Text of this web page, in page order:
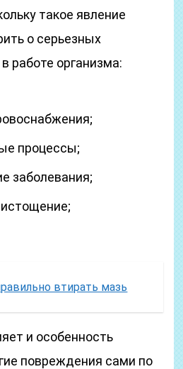
такое явление
о серьезных
работе организма:
процессы;
заболевания;
втирать мазь
и особенность
повреждения сами по